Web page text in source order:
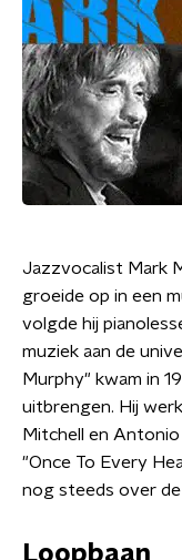
Jazzvocalist Mark
groeide op in een
volgde hij
muziek aan de
Murphy" kwam in
uitbrengen. Hij
Mitchell en
"Once To Every
nog steeds over de
Loopbaan